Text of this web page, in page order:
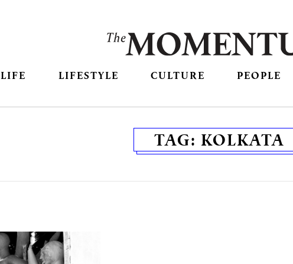
LIFE LIFESTYLE CULTURE PEOPLE
TAG: KOLKATA